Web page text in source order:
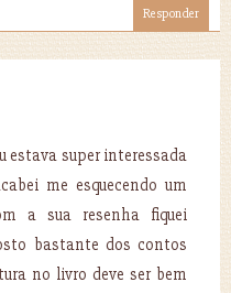
Responder
estava super interessada
me esquecendo um
a sua resenha fiquei
bastante dos contos
no livro deve ser bem